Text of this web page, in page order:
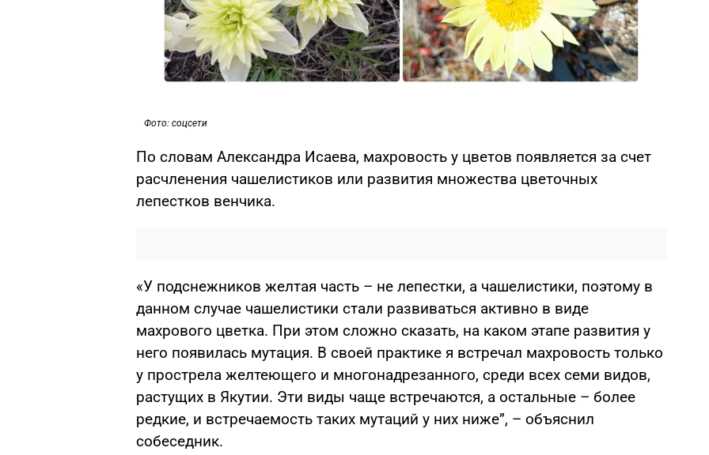
Фото: соцсети
По словам Александра Исаева, махровость у цветов появляется за счет
расчленения чашелистиков или развития множества цветочных
лепестков венчика.
«У подснежников желтая часть – не лепестки, а чашелистики, поэтому в
данном случае чашелистики стали развиваться активно в виде
махрового цветка. При этом сложно сказать, на каком этапе развития у
него появилась мутация. В своей практике я встречал махровость только
у прострела желтеющего и многонадрезанного, среди всех семи видов,
растущих в Якутии. Эти виды чаще встречаются, а остальные – более
редкие, и встречаемость таких мутаций у них ниже”, – объяснил
собеседник.